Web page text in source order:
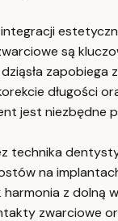
są
zapobiega
długości
jest niezbędne
technika
na
z dolną
zwarciowe